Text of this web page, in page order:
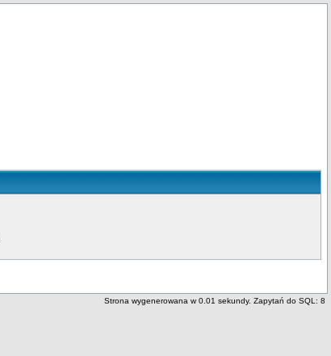
Strona wygenerowana w 0.01 sekundy. Zapytań do SQL: 8